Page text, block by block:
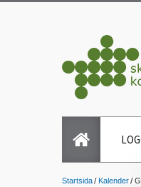
Startsida Kalender